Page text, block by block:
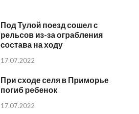
Под Тулой поезд сошел с
рельсов из-за ограбления
состава на ходу
17.07.2022
При сходе селя в Приморье
погиб ребенок
17.07.2022